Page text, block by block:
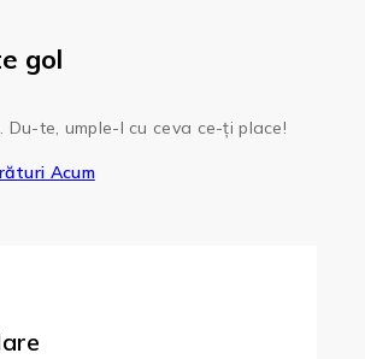
gol
Du-te, umple-l cu ceva ce-ți place!
Acum